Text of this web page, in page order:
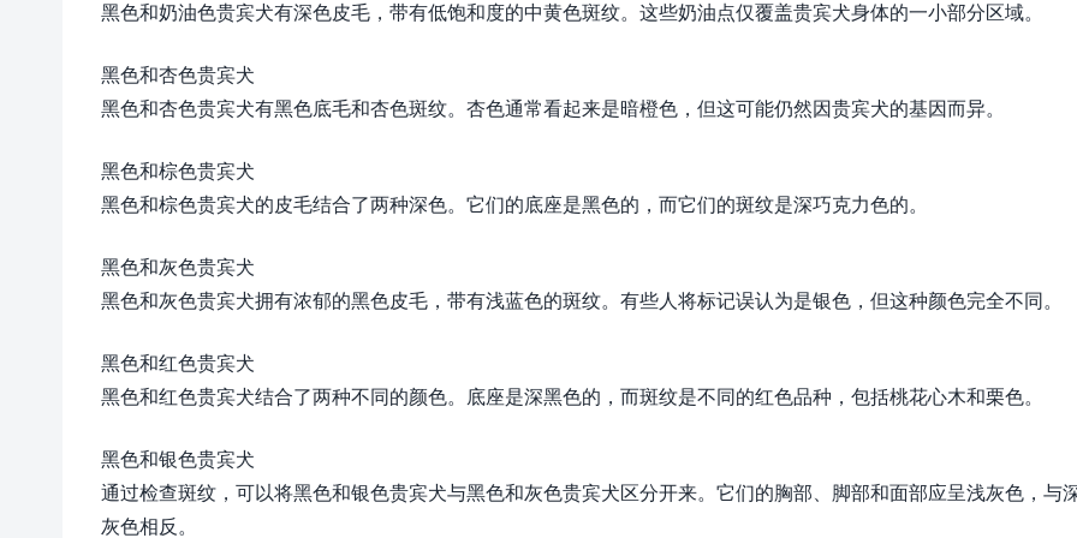
黑色和奶油色贵宾犬有深色皮毛，带有低饱和度的中黄色斑纹。这些奶油点仅覆盖贵宾犬身体的一小部分区域。
黑色和杏色贵宾犬
黑色和杏色贵宾犬有黑色底毛和杏色斑纹。杏色通常看起来是暗橙色，但这可能仍然因贵宾犬的基因而异。
黑色和棕色贵宾犬
黑色和棕色贵宾犬的皮毛结合了两种深色。它们的底座是黑色的，而它们的斑纹是深巧克力色的。
黑色和灰色贵宾犬
黑色和灰色贵宾犬拥有浓郁的黑色皮毛，带有浅蓝色的斑纹。有些人将标记误认为是银色，但这种颜色完全不同。
黑色和红色贵宾犬
黑色和红色贵宾犬结合了两种不同的颜色。底座是深黑色的，而斑纹是不同的红色品种，包括桃花心木和栗色。
黑色和银色贵宾犬
通过检查斑纹，可以将黑色和银色贵宾犬与黑色和灰色贵宾犬区分开来。它们的胸部、脚部和面部应呈浅灰色，与
灰色相反。